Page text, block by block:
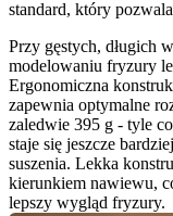
Przy gęstych, długich
modelowaniu fryzury
Ergonomiczna
zapewnia optymalne
zaledwie 395 g - tyle
staje się jeszcze
suszenia. Lekka
kierunkiem nawiewu,
lepszy wygląd fryzury.